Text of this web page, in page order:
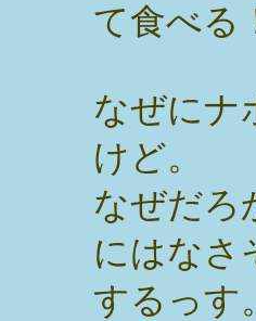
て食べる
なぜにナ
けど。
なぜだろ
にはなさ
するっす。